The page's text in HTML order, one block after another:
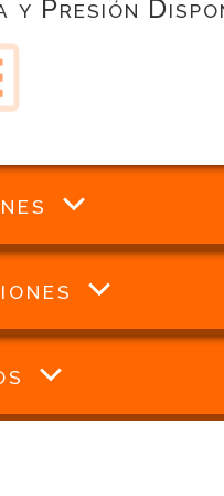
y Presión